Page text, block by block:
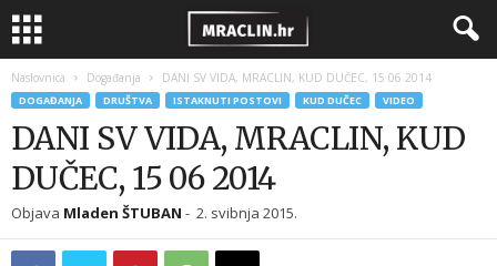
Naslovnica Događanja DANI SV VIDA, MRACLIN, KUD DUČEC, 15 06 2014
DOGAĐANJA DRUŠTVA ISTAKNUTI POSTOVI KUD DUČEC VIDEO
DANI SV VIDA, MRACLIN, KUD
DUČEC, 15 06 2014
Objava Mladen ŠTUBAN - 2. svibnja 2015.